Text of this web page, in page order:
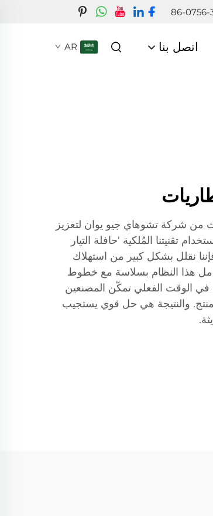
اتصل بنا AR
من شركة تشوهاي جيو يوان لتعزيز
تقنيتنا المُلكية 'حافلة التيار
نقلل بشكل كبير من استهلاك
هذا النظام بسلاسة مع خطوط
في الوقت الفعلي تمكّن المصنعين
والنتيجة هي حل قوي يستجيب